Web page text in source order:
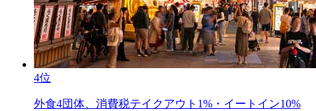
4位
外食4団体、消費税テイクアウト1%・イートイン10%